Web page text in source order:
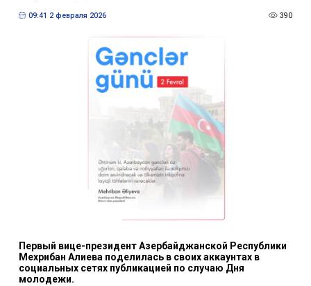
09:41 2 февраля 2026 390
Первый вице-президент Азербайджанской Республики
Мехрибан Алиева поделилась в своих аккаунтах в
социальных сетях публикацией по случаю Дня
молодежи.